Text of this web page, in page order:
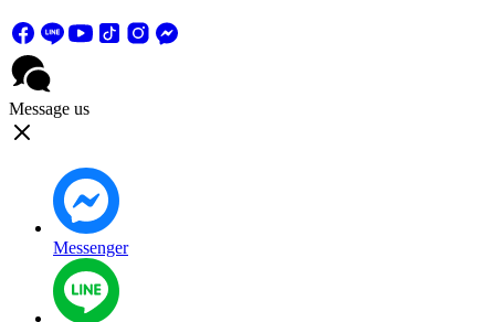
Message us
Messenger